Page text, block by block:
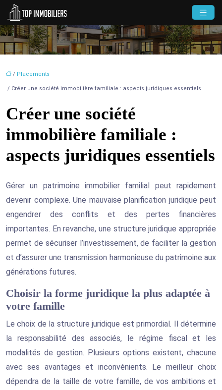
/ Placements
/ Créer une société immobilière familiale : aspects juridiques essentiels
Créer une société
immobilière familiale :
aspects juridiques essentiels
Gérer un patrimoine immobilier familial peut rapidement
devenir complexe. Une mauvaise planification juridique peut
engendrer des conflits et des pertes financières
importantes. En revanche, une structure juridique appropriée
permet de sécuriser l’investissement, de faciliter la gestion
et d’assurer une transmission harmonieuse du patrimoine aux
générations futures.
Choisir la forme juridique la plus adaptée à
votre famille
Le choix de la structure juridique est primordial. Il détermine
la responsabilité des associés, le régime fiscal et les
modalités de gestion. Plusieurs options existent, chacune
avec ses avantages et inconvénients. Le meilleur choix
dépendra de la taille de votre famille, de vos ambitions et